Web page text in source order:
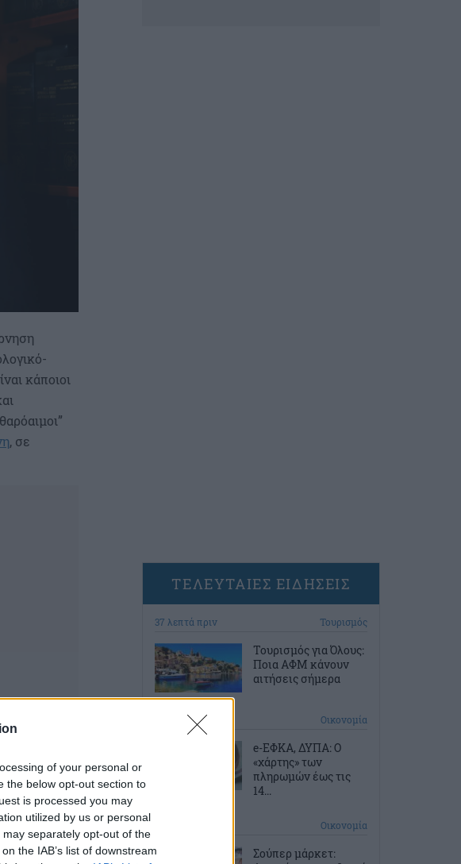
of your personal or
the below opt-out section to
is processed you may
utilized by us or personal
separately opt-out of the
the IAB’s list of downstream
κάποιοι
, σε
ΤΕΛΕΥΤΑΙΕΣ ΕΙΔΗΣΕΙΣ
37 λεπτά πριν Τουρισμός
Τουρισμός για Όλους:
Ποια ΑΦΜ κάνουν
αιτήσεις σήμερα
1 ώρα πριν Οικονομία
e-ΕΦΚΑ, ΔΥΠΑ: Ο
«χάρτης» των
πληρωμών έως τις
14...
Οικονομία
Σούπερ μάρκετ: